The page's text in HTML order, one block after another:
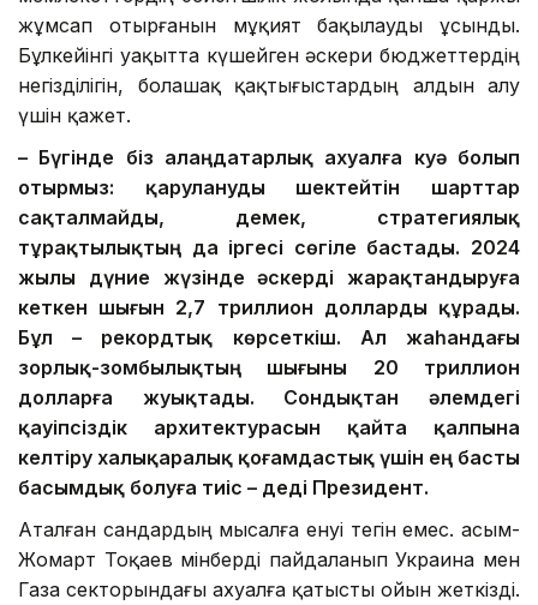
жұмсап отырғанын мұқият бақылауды ұсынды.
Бұлкейінгі уақытта күшейген әскери бюджеттердің
негізділігін, болашақ қақтығыстардың алдын алу
үшін қажет.
– Бүгінде біз алаңдатарлық ахуалға куә болып
отырмыз: қарулануды шектейтін шарттар
сақталмайды, демек, стратегиялық
тұрақтылықтың да іргесі сөгіле бастады. 2024
жылы дүние жүзінде әскерді жарақтандыруға
кеткен шығын 2,7 триллион долларды құрады.
Бұл – рекордтық көрсеткіш. Ал жаһандағы
зорлық-зомбылықтың шығыны 20 триллион
долларға жуықтады. Сондықтан әлемдегі
қауіпсіздік архитектурасын қайта қалпына
келтіру халықаралық қоғамдастық үшін ең басты
басымдық болуға тиіс – деді Президент.
Аталған сандардың мысалға енуі тегін емес. Қасым-
Жомарт Тоқаев мінберді пайдаланып Украина мен
Газа секторындағы ахуалға қатысты ойын жеткізді.